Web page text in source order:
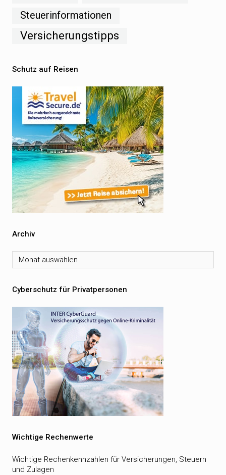
Steuerinformationen
Versicherungstipps
Schutz auf Reisen
Archiv
Archiv
Cyberschutz für Privatpersonen
Wichtige Rechenwerte
Wichtige Rechenkennzahlen für Versicherungen, Steuern
und Zulagen